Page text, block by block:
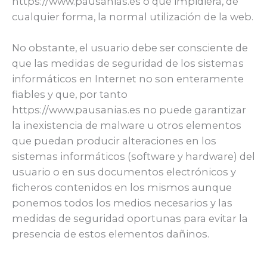
cualquier forma, la normal utilización de la web.
No obstante, el usuario debe ser consciente de
que las medidas de seguridad de los sistemas
informáticos en Internet no son enteramente
fiables y que, por tanto
https://www.pausanias.es no puede garantizar
la inexistencia de malware u otros elementos
que puedan producir alteraciones en los
sistemas informáticos (software y hardware) del
usuario o en sus documentos electrónicos y
ficheros contenidos en los mismos aunque
ponemos todos los medios necesarios y las
medidas de seguridad oportunas para evitar la
presencia de estos elementos dañinos.